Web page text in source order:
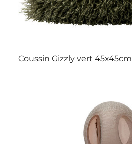
Coussin Gizzly vert 45x45cm